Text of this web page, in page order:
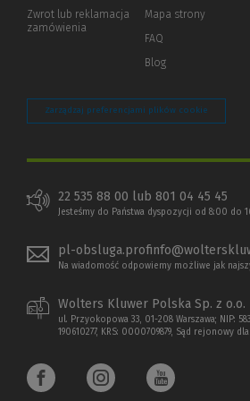
innej
Zwrot lub reklamacja
zamówienia
Mapa strony
FAQ
Blog
Zarządzaj preferencjami plików cookie
22 535 88 00 lub 801 04 45 45
Jesteśmy do Państwa dyspozycji od 8:00 do
pl-
Na wiadomość odpowiemy możliwe jak
Wolters Kluwer Polska Sp. z o.o.
ul. Przyokopowa 33, 01-208 Warszawa; NIP:
190610277, KRS: 0000709879, Sąd rejonowy